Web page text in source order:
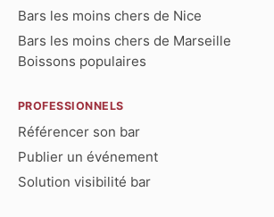
Bars les moins chers de Nice
Bars les moins chers de Marseille
Boissons populaires
PROFESSIONNELS
Référencer son bar
Publier un événement
Solution visibilité bar